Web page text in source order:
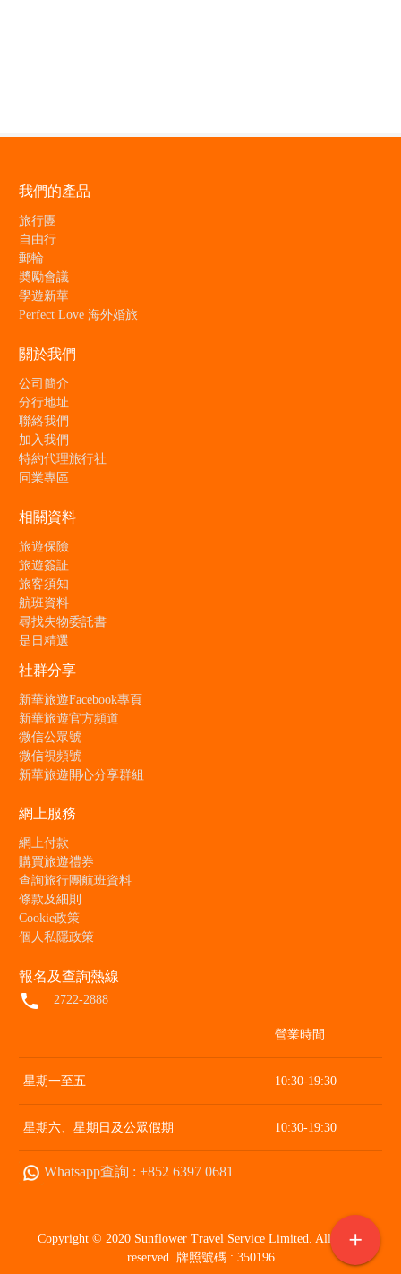
add
我們的產品
旅行團
自由行
郵輪
奬勵會議
學遊新華
Perfect Love 海外婚旅
關於我們
公司簡介
分行地址
聯絡我們
加入我們
特約代理旅行社
同業專區
相關資料
旅遊保險
旅遊簽証
旅客須知
航班資料
尋找失物委託書
是日精選
社群分享
新華旅遊Facebook專頁
新華旅遊官方頻道
微信公眾號
微信視頻號
新華旅遊開心分享群組
網上服務
網上付款
購買旅遊禮券
查詢旅行團航班資料
條款及細則
Cookie政策
個人私隱政策
報名及查詢熱線
local_phone 2722-2888
營業時間
星期一至五 10:30-19:30
星期六、星期日及公眾假期 10:30-19:30
Whatsapp查詢 : +852 6397 0681
Copyright © 2020 Sunflower Travel Service Limited. All rights
reserved. 牌照號碼 : 350196